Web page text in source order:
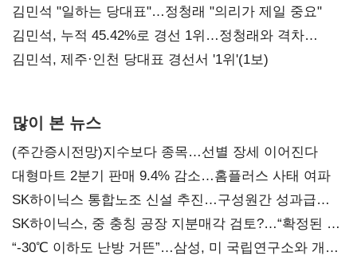
통감"
김민석 "일하는 당대표"…정청래 "의리가 제일 중요"
김민석, 누적 45.42%로 경선 1위…정청래와 격차
0.86%p(2보)
김민석, 제주·인천 당대표 경선서 '1위'(1보)
많이 본 뉴스
(주간증시전망)지수보다 종목…선별 장세 이어진다
대형마트 2분기 판매 9.4% 감소…홈플러스 사태 여파
SK하이닉스 통합노조 신설 추진…구성원간 성과급
불만 확산
SK하이닉스, 중 충칭 공장 지분매각 검토?…“확정된 바
없어”
“-30℃ 이하도 난방 거뜬”…삼성, 미 국립연구소와 개발